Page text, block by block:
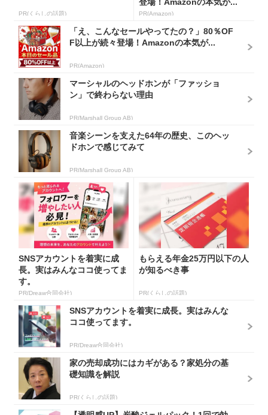
PR(くらしの話題) PR(Amazon)
「え、こんなセールやってたの？」80％OF
F以上が続々登場！Amazonの本気が...
PR(Amazon)
マーシャルのヘッドホンが「ファッショ
ン」で終わらない理由
PR(Marshall Group AB)
音楽シーンを支えた64年の歴史、このヘッ
ドホンで感じてみて
PR(Marshall Group AB)
SNSアカウントを着実に成
長。実はみんなココ使ってま
す。
PR(Dreaw合同会社)
もらえる年金25万円以下の人
が知るべき事
PR(くらしの話題)
SNSアカウントを着実に成長。実はみんな
ココ使ってます。
PR(Dreaw合同会社)
家の売却成功にはカギがある？家処分の基
礎知識を解説
PR(くらしの話題)